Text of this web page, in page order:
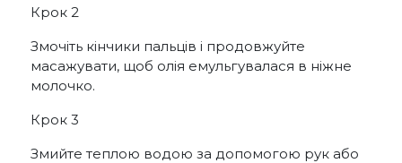
Крок 2
Змочіть кінчики пальців і продовжуйте
масажувати, щоб олія емульгувалася в ніжне
молочко.
Крок 3
Змийте теплою водою за допомогою рук або